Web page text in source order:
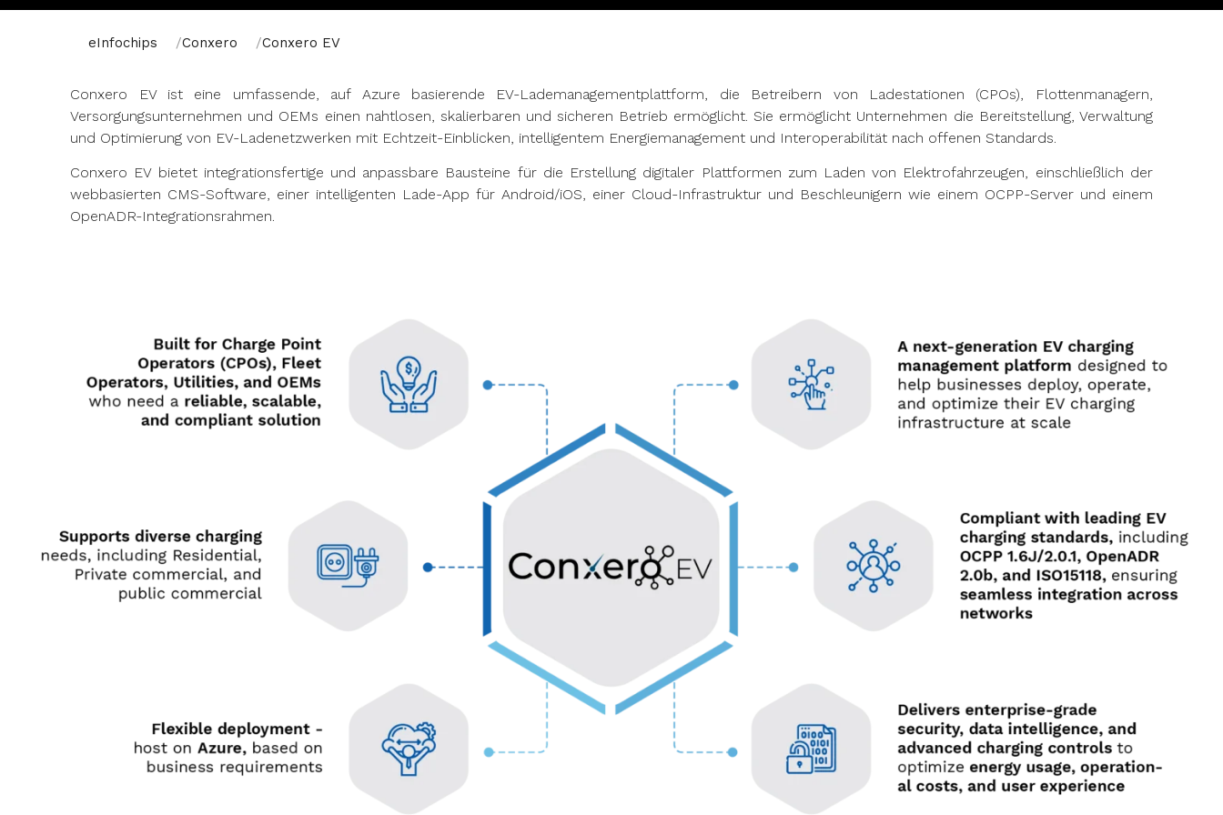
eInfochips Conxero Conxero EV
Conxero EV ist eine umfassende, auf Azure basierende EV-Lademanagementplattform, die Betreibern von Ladestationen (CPOs), Flottenmanagern,
Versorgungsunternehmen und OEMs einen nahtlosen, skalierbaren und sicheren Betrieb ermöglicht. Sie ermöglicht Unternehmen die Bereitstellung, Verwaltung
und Optimierung von EV-Ladenetzwerken mit Echtzeit-Einblicken, intelligentem Energiemanagement und Interoperabilität nach offenen Standards.
Conxero EV bietet integrationsfertige und anpassbare Bausteine für die Erstellung digitaler Plattformen zum Laden von Elektrofahrzeugen, einschließlich der
webbasierten CMS-Software, einer intelligenten Lade-App für Android/iOS, einer Cloud-Infrastruktur und Beschleunigern wie einem OCPP-Server und einem
OpenADR-Integrationsrahmen.
• Intelligente Planung für
kosteneffizientes Laden.
• Vorgefertigtes OCPP-
kompatibles Backend für
nahtlose Ladegerätintegration.
• Vehicle-to-Grid (IS015118)
• Einheitliche Plattform zur
effizienten Verwaltung von
Ladestationsnetzwerken an
mehreren Standorten .
• Dynamische Preisgestaltungs-
Engine zur Optimierung der
• OpenADR 2.0b-Konformität
für automatisierte
Netzreaktionen und
nachfrageseitiges
Energiemanagement.
• Echtzeit-Energieanalysen für